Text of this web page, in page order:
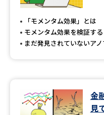
「モメンタム効果」とは
モメンタム効果を検証する
まだ発見されていないア
金
見